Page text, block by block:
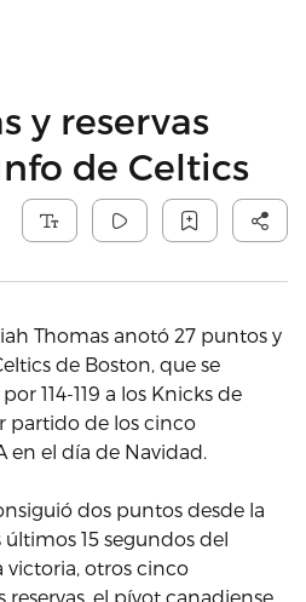
y reservas
de Celtics
Thomas anotó 27 puntos y
de Boston, que se
114-119 a los Knicks de
partido de los cinco
en el día de Navidad.
dos puntos desde la
15 segundos del
victoria, otros cinco
el pívot canadiense